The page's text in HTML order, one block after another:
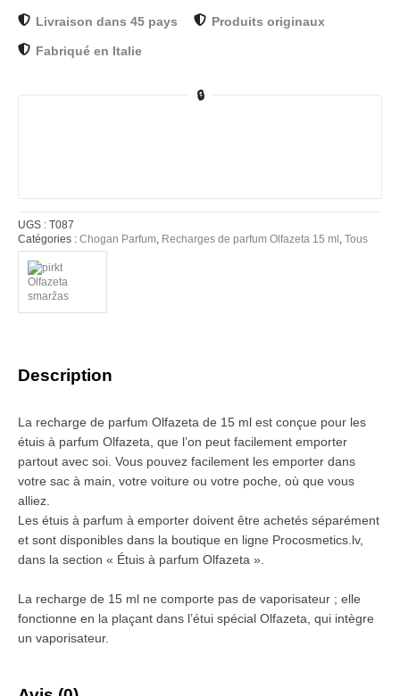
Livraison dans 45 pays Produits originaux
Fabriqué en Italie
🔒
UGS : T087
Catégories : Chogan Parfum Recharges de parfum Olfazeta 15 ml Tous
Description
La recharge de parfum Olfazeta de 15 ml est conçue pour les
étuis à parfum Olfazeta, que l’on peut facilement emporter
partout avec soi. Vous pouvez facilement les emporter dans
votre sac à main, votre voiture ou votre poche, où que vous
alliez.
Les étuis à parfum à emporter doivent être achetés séparément
et sont disponibles dans la boutique en ligne Procosmetics.lv,
dans la section « Étuis à parfum Olfazeta ».
La recharge de 15 ml ne comporte pas de vaporisateur ; elle
fonctionne en la plaçant dans l’étui spécial Olfazeta, qui intègre
un vaporisateur.